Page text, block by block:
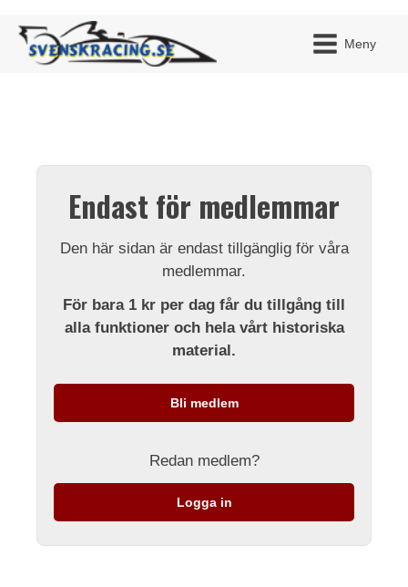
Meny
Endast för medlemmar
Den här sidan är endast tillgänglig för våra
medlemmar.
För bara 1 kr per dag får du tillgång till
alla funktioner och hela vårt historiska
material.
Bli medlem
Redan medlem?
Logga in